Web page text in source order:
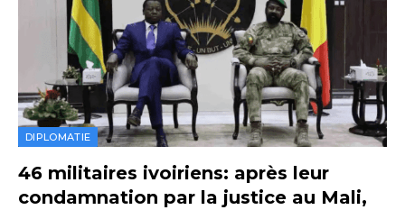
DIPLOMATIE
46 militaires ivoiriens: après leur
condamnation par la justice au Mali,